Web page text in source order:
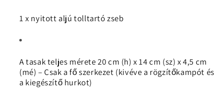
1 x nyitott aljú tolltartó zseb
A tasak teljes mérete 20 cm (h) x 14 cm (sz) x 4,5 cm
(mé) – Csak a fő szerkezet (kivéve a rögzítőkampót és
a kiegészítő hurkot)